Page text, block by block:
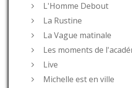
L'Homme Debout
La Rustine
La Vague matinale
Les moments de
Live
Michelle est en ville